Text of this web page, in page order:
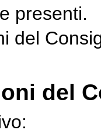
presenti.
del
del